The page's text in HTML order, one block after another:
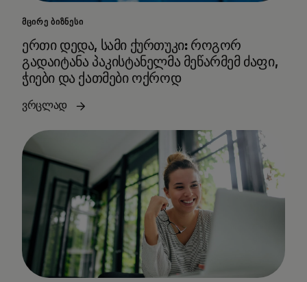
ᲛᲪᲘᲠᲔ ᲑᲘᲖᲜᲔᲡᲘ
ერთი დედა, სამი ქურთუკი: როგორ
გადაიტანა პაკისტანელმა მეწარმემ ძაფი,
ჭიები და ქათმები ოქროდ
ვრცლად